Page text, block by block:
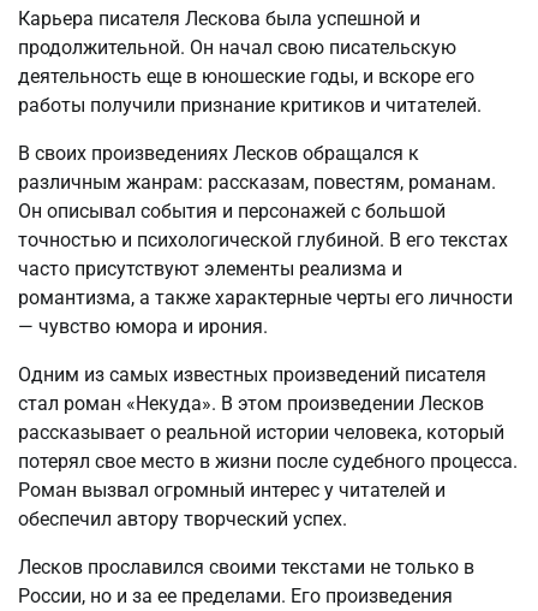
Карьера писателя Лескова была успешной и
продолжительной. Он начал свою писательскую
деятельность еще в юношеские годы, и вскоре его
работы получили признание критиков и читателей.
В своих произведениях Лесков обращался к
различным жанрам: рассказам, повестям, романам.
Он описывал события и персонажей с большой
точностью и психологической глубиной. В его текстах
часто присутствуют элементы реализма и
романтизма, а также характерные черты его личности
— чувство юмора и ирония.
Одним из самых известных произведений писателя
стал роман «Некуда». В этом произведении Лесков
рассказывает о реальной истории человека, который
потерял свое место в жизни после судебного процесса.
Роман вызвал огромный интерес у читателей и
обеспечил автору творческий успех.
Лесков прославился своими текстами не только в
России, но и за ее пределами. Его произведения